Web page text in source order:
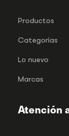
Productos
Categorías
Lo nuevo
Marcas
Atención